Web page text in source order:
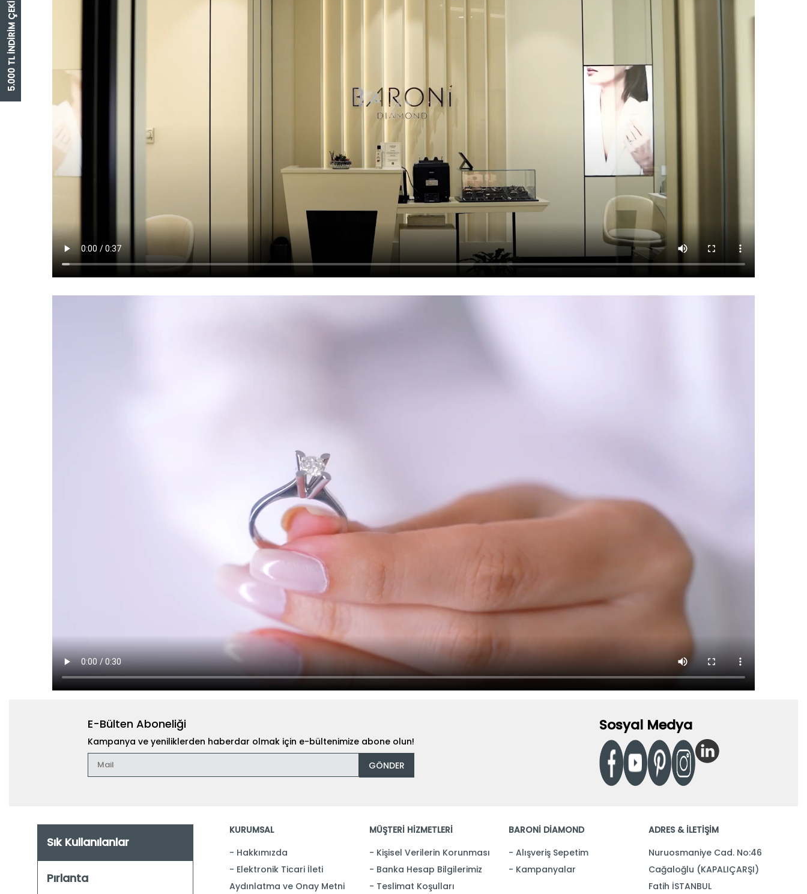
5.000 TL İNDİRİM ÇEKİ
E-Bülten Aboneliği
Kampanya ve yeniliklerden haberdar olmak için e-bültenimize abone olun!
GÖNDER
Sosyal Medya
Sık Kullanılanlar
Pırlanta
KURUMSAL
Hakkımızda
Elektronik Ticari İleti
Aydınlatma ve Onay Metni
MÜŞTERİ HİZMETLERİ
Kişisel Verilerin Korunması
Banka Hesap Bilgilerimiz
Teslimat Koşulları
BARONİ DİAMOND
Alışveriş Sepetim
Kampanyalar
ADRES & İLETİŞİM
Nuruosmaniye Cad. No:46
Cağaloğlu (KAPALIÇARŞI)
Fatih İSTANBUL